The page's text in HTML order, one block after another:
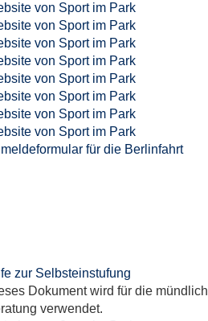
von Sport im Park
von Sport im Park
von Sport im Park
von Sport im Park
von Sport im Park
von Sport im Park
von Sport im Park
von Sport im Park
für die Berlinfahrt
zur Selbsteinstufung
Dokument wird für die
verwendet.